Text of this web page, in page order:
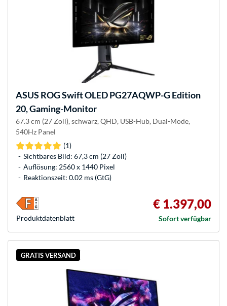
ASUS ROG Swift OLED PG27AQWP-G Edition
20, Gaming-Monitor
67.3 cm (27 Zoll), schwarz, QHD, USB-Hub, Dual-Mode,
540Hz Panel
(1)
Sichtbares Bild: 67,3 cm (27 Zoll)
Auflösung: 2560 x 1440 Pixel
Reaktionszeit: 0.02 ms (GtG)
€ 1.397,00
Sofort verfügbar
Produkt­datenblatt
GRATIS VERSAND